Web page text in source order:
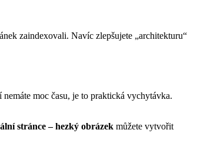
zaindexovali. Navíc zlepšujete „architekturu“
moc času, je to praktická vychytávka.
stránce – hezký obrázek můžete vytvořit